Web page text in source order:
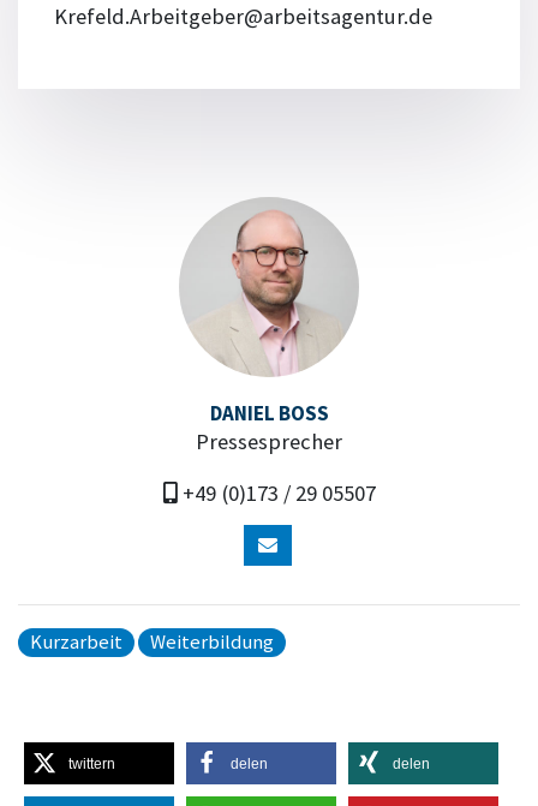
DANIEL BOSS
Pressesprecher
+49 (0)173 / 29 05507
Kurzarbeit Weiterbildung
Krefeld.Arbeitgeber@arbeitsagentur.de
twittern delen delen